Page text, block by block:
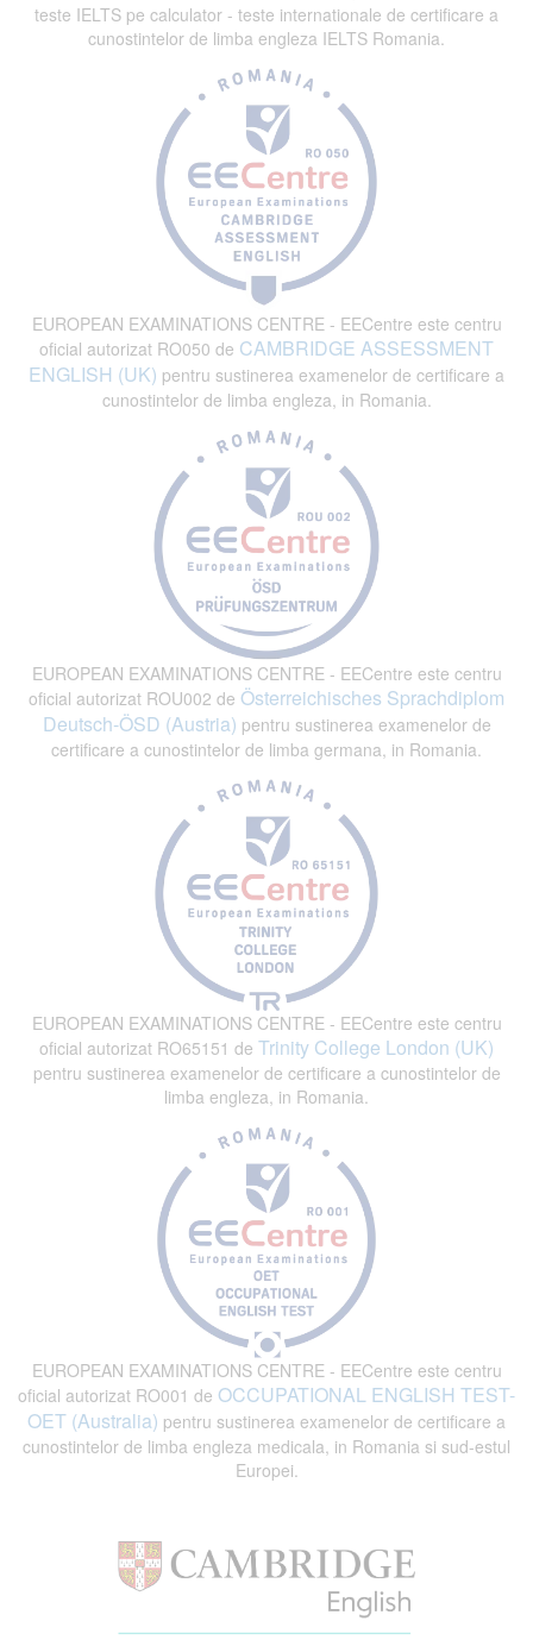
teste IELTS pe calculator - teste internationale de certificare a
cunostintelor de limba engleza IELTS Romania.
EUROPEAN EXAMINATIONS CENTRE - EECentre este centru
oficial autorizat RO050 de CAMBRIDGE ASSESSMENT
ENGLISH (UK) pentru sustinerea examenelor de certificare a
cunostintelor de limba engleza, in Romania.
EUROPEAN EXAMINATIONS CENTRE - EECentre este centru
oficial autorizat ROU002 de Österreichisches Sprachdiplom
Deutsch-ÖSD (Austria) pentru sustinerea examenelor de
certificare a cunostintelor de limba germana, in Romania.
EUROPEAN EXAMINATIONS CENTRE - EECentre este centru
oficial autorizat RO65151 de Trinity College London (UK)
pentru sustinerea examenelor de certificare a cunostintelor de
limba engleza, in Romania.
EUROPEAN EXAMINATIONS CENTRE - EECentre este centru
oficial autorizat RO001 de OCCUPATIONAL ENGLISH TEST-
OET (Australia) pentru sustinerea examenelor de certificare a
cunostintelor de limba engleza medicala, in Romania si sud-estul
Europei.